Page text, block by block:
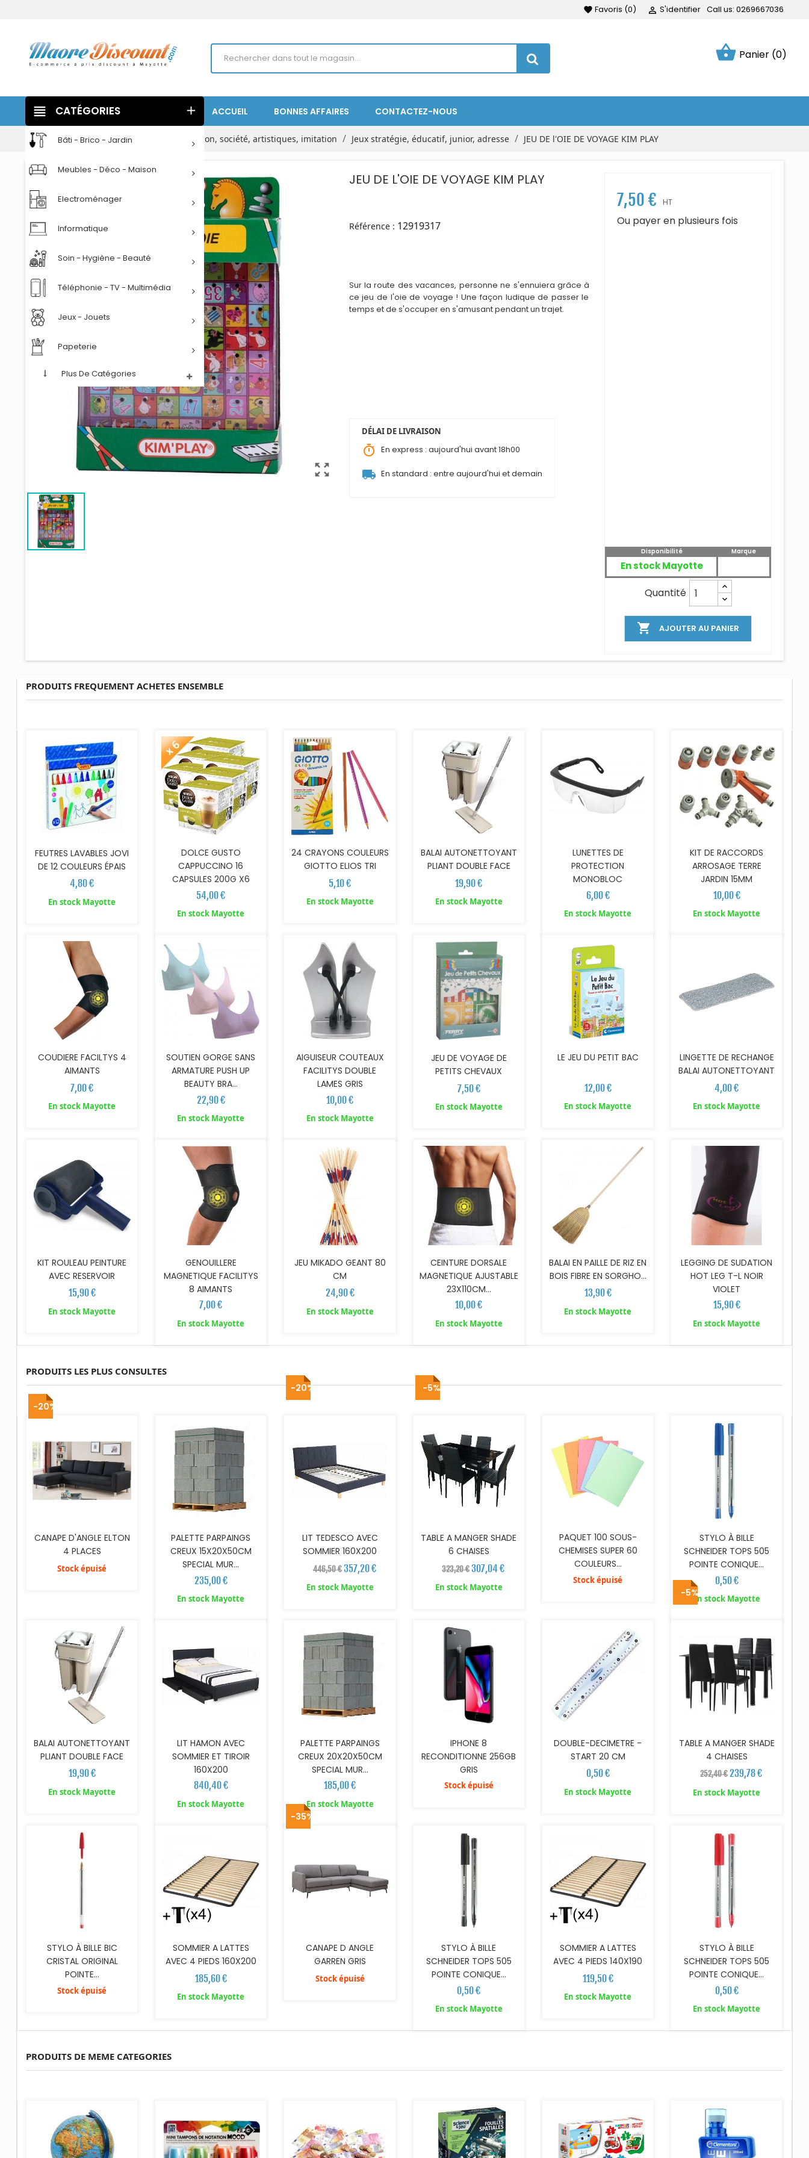
favorite Favoris (0)  S'identifier Call us: 0269667036
shopping_basket Panier (0)
ACCUEIL BONNES AFFAIRES CONTACTEZ-NOUS
view_headline CATÉGORIES add
Bâti - Brico - Jardin
Meubles - Déco - Maison
Electroménager
Informatique
Soin - Hygiène - Beauté
Téléphonie - TV - Multimédia
Jeux - Jouets
Papeterie
Plus De Catégories
Accueil Jeux - Jouets Jeux de construction, société, artistiques, imitation Jeux stratégie, éducatif, junior, adresse JEU DE l'OIE DE VOYAGE KIM PLAY
zoom_out_map
JEU DE L'OIE DE VOYAGE KIM PLAY
Référence : 12919317
Sur la route des vacances, personne ne s'ennuiera grâce à
ce jeu de l'oie de voyage ! Une façon ludique de passer le
temps et de s'occuper en s'amusant pendant un trajet.
DÉLAI DE LIVRAISON
timer En express : aujourd'hui avant 18h00
local_shipping En standard : entre aujourd'hui et demain
7,50 € HT
Ou payer en plusieurs fois
Disponibilité
En stock Mayotte
Marque
Quantité
 AJOUTER AU PANIER
PRODUITS FREQUEMENT ACHETES ENSEMBLE
FEUTRES LAVABLES JOVI
DE 12 COULEURS ÉPAIS
4,80 €
En stock Mayotte
DOLCE GUSTO
CAPPUCCINO 16
CAPSULES 200G X6
54,00 €
En stock Mayotte
24 CRAYONS COULEURS
GIOTTO ELIOS TRI
5,10 €
En stock Mayotte
BALAI AUTONETTOYANT
PLIANT DOUBLE FACE
19,90 €
En stock Mayotte
LUNETTES DE
PROTECTION
MONOBLOC
6,00 €
En stock Mayotte
KIT DE RACCORDS
ARROSAGE TERRE
JARDIN 15MM
10,00 €
En stock Mayotte
AJOUTER AU PANIER
COUDIERE FACILTYS 4
AIMANTS
7,00 €
En stock Mayotte
AJOUTER AU PANIER
SOUTIEN GORGE SANS
ARMATURE PUSH UP
BEAUTY BRA...
22,90 €
En stock Mayotte
AJOUTER AU PANIER
AIGUISEUR COUTEAUX
FACILITYS DOUBLE
LAMES GRIS
10,00 €
En stock Mayotte
AJOUTER AU PANIER
JEU DE VOYAGE DE
PETITS CHEVAUX
7,50 €
En stock Mayotte
AJOUTER AU PANIER
LE JEU DU PETIT BAC
12,00 €
En stock Mayotte
AJOUTER AU PANIER
LINGETTE DE RECHANGE
BALAI AUTONETTOYANT
4,00 €
En stock Mayotte
AJOUTER AU PANIER
KIT ROULEAU PEINTURE
AVEC RESERVOIR
15,90 €
En stock Mayotte
AJOUTER AU PANIER
GENOUILLERE
MAGNETIQUE FACILITYS
8 AIMANTS
7,00 €
En stock Mayotte
AJOUTER AU PANIER
JEU MIKADO GEANT 80
CM
24,90 €
En stock Mayotte
AJOUTER AU PANIER
CEINTURE DORSALE
MAGNETIQUE AJUSTABLE
23X110CM...
10,00 €
En stock Mayotte
AJOUTER AU PANIER
BALAI EN PAILLE DE RIZ EN
BOIS FIBRE EN SORGHO...
13,90 €
En stock Mayotte
AJOUTER AU PANIER
LEGGING DE SUDATION
HOT LEG T-L NOIR
VIOLET
15,90 €
En stock Mayotte
PRODUITS LES PLUS CONSULTES
-20%
CANAPE D'ANGLE ELTON
4 PLACES
Stock épuisé
PALETTE PARPAINGS
CREUX 15X20X50CM
SPECIAL MUR...
235,00 €
En stock Mayotte
-20%
LIT TEDESCO AVEC
SOMMIER 160X200
446,50 € 357,20 €
En stock Mayotte
-5%
TABLE A MANGER SHADE
6 CHAISES
323,20 €307,04 €
En stock Mayotte
PAQUET 100 SOUS-
CHEMISES SUPER 60
COULEURS...
Stock épuisé
STYLO À BILLE
SCHNEIDER TOPS 505
POINTE CONIQUE...
0,50 €
En stock Mayotte
BALAI AUTONETTOYANT
PLIANT DOUBLE FACE
19,90 €
En stock Mayotte
AJOUTER AU PANIER
LIT HAMON AVEC
SOMMIER ET TIROIR
160X200
840,40 €
En stock Mayotte
AJOUTER AU PANIER
PALETTE PARPAINGS
CREUX 20X20X50CM
SPECIAL MUR...
185,00 €
En stock Mayotte
IPHONE 8
RECONDITIONNE 256GB
GRIS
Stock épuisé
DOUBLE-DECIMETRE -
START 20 CM
0,50 €
En stock Mayotte
-5% AJOUTER AU PANIER
TABLE A MANGER SHADE
4 CHAISES
252,40 €239,78 €
En stock Mayotte
STYLO À BILLE BIC
CRISTAL ORIGINAL
POINTE...
Stock épuisé
AJOUTER AU PANIER
SOMMIER A LATTES
AVEC 4 PIEDS 160X200
185,60 €
En stock Mayotte
-35%
CANAPE D ANGLE
GARREN GRIS
Stock épuisé
STYLO À BILLE
SCHNEIDER TOPS 505
POINTE CONIQUE...
0,50 €
En stock Mayotte
AJOUTER AU PANIER
SOMMIER A LATTES
AVEC 4 PIEDS 140X190
119,50 €
En stock Mayotte
AJOUTER AU PANIER
STYLO À BILLE
SCHNEIDER TOPS 505
POINTE CONIQUE...
0,50 €
En stock Mayotte
PRODUITS DE MEME CATEGORIES